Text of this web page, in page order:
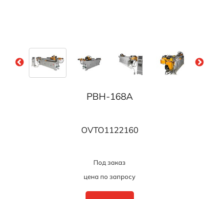
PBH-168A
OVTO1122160
Под заказ
цена по запросу